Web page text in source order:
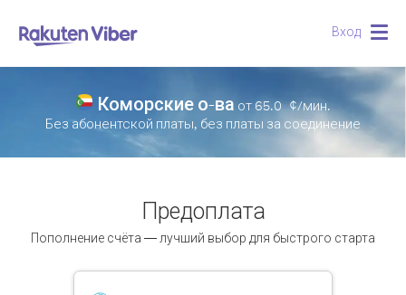
Вход
Коморские о-ва от65.0 ¢/мин.
Без абонентской платы, без платы за соединение
Предоплата
Пополнение счёта — лучший выбор для быстрого старта